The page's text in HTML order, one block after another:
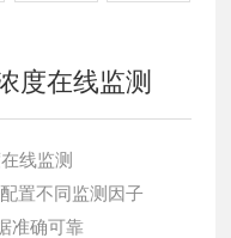
度在线监测
线监测
置不同监测因子
准确可靠